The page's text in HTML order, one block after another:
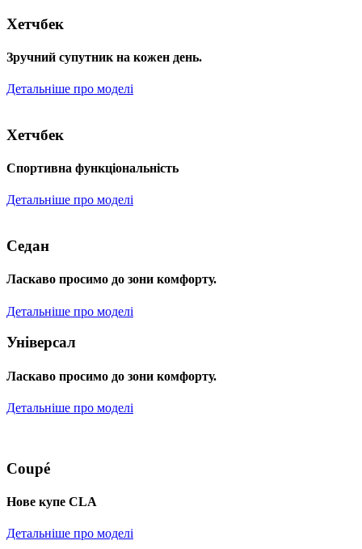
Хетчбек
Зручний супутник на кожен день.
Детальніше про моделі
Хетчбек
Спортивна функціональність
Детальніше про моделі
Седан
Ласкаво просимо до зони комфорту.
Детальніше про моделі
Універсал
Ласкаво просимо до зони комфорту.
Детальніше про моделі
Coupé
Нове купе CLA
Детальніше про моделі